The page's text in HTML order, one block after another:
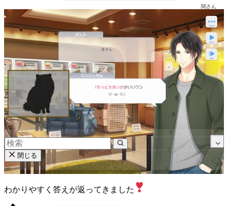
関さん
わかりやすく答えが返ってきました
閉じる